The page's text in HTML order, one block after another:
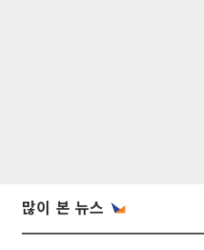
많이 본 뉴스